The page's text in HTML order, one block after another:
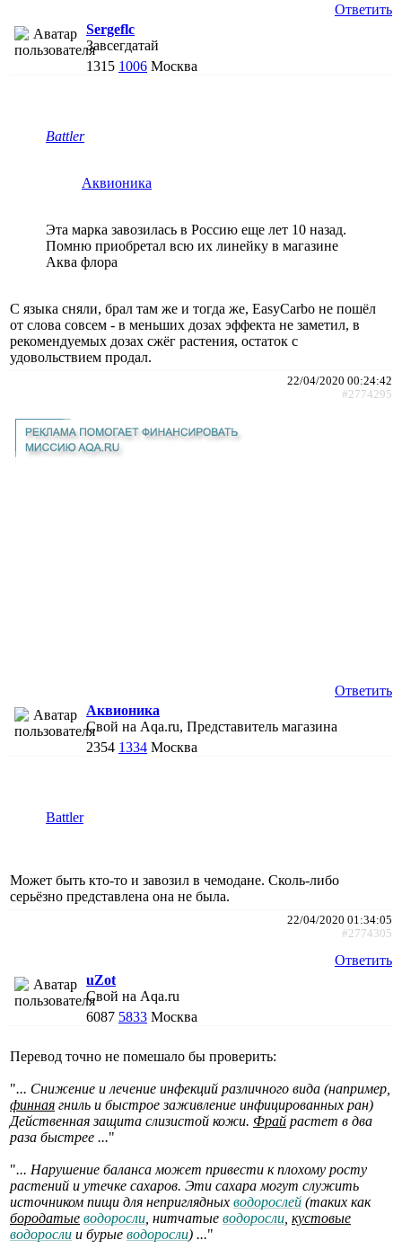
Ответить
Sergeflc
Завсегдатай
1315 1006 Москва
Battler
Аквионика
Эта марка завозилась в Россию еще лет 10 назад.
Помню приобретал всю их линейку в магазине
Аква флора
С языка сняли, брал там же и тогда же, EasyCarbo не пошёл
от слова совсем - в меньших дозах эффекта не заметил, в
рекомендуемых дозах сжёг растения, остаток с
удовольствием продал.
22/04/2020 00:24:42
#2774295
Ответить
Аквионика
Свой на Aqa.ru, Представитель магазина
2354 1334 Москва
Battler
Может быть кто-то и завозил в чемодане. Сколь-либо
серьёзно представлена она не была.
22/04/2020 01:34:05
#2774305
Ответить
uZot
Свой на Aqa.ru
6087 5833 Москва
Перевод точно не помешало бы проверить:
"... Снижение и лечение инфекций различного вида (например,
финная гниль и быстрое заживление инфицированных ран)
Действенная защита слизистой кожи. Фрай растет в два
раза быстрее ..."
"... Нарушение баланса может привести к плохому росту
растений и утечке сахаров. Эти сахара могут служить
источником пищи для неприглядных водорослей (таких как
бородатые водоросли , нитчатые водоросли кустовые
водоросли и бурые водоросли) ..."